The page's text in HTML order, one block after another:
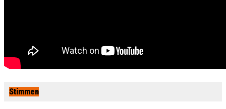
Stimmen